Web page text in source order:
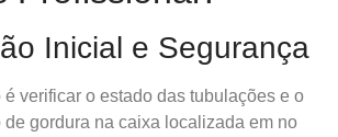
Inicial e Segurança
verificar o estado das tubulações e o
gordura na caixa localizada em no